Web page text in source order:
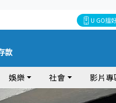
U GO搵
款
娛樂 社會 影片專